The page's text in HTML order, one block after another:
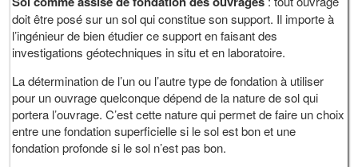
doit être posé sur un sol qui constitue son support. Il importe à
l’ingénieur de bien étudier ce support en faisant des
investigations géotechniques in situ et en laboratoire.
La détermination de l’un ou l’autre type de fondation à utiliser
pour un ouvrage quelconque dépend de la nature de sol qui
portera l’ouvrage. C’est cette nature qui permet de faire un choix
entre une fondation superficielle si le sol est bon et une
fondation profonde si le sol n’est pas bon.